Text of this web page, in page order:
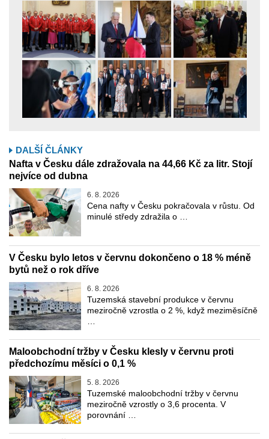
DALŠÍ ČLÁNKY
Nafta v Česku dále zdražovala na 44,66 Kč za litr. Stojí
nejvíce od dubna
6. 8. 2026
Cena nafty v Česku pokračovala v růstu. Od
minulé středy zdražila o …
V Česku bylo letos v červnu dokončeno o 18 % méně
bytů než o rok dříve
6. 8. 2026
Tuzemská stavební produkce v červnu
meziročně vzrostla o 2 %, když meziměsíčně
Maloobchodní tržby v Česku klesly v červnu proti
předchozímu měsíci o 0,1 %
5. 8. 2026
Tuzemské maloobchodní tržby v červnu
meziročně vzrostly o 3,6 procenta. V
porovnání …